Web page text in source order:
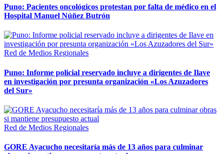
Puno: Pacientes oncológicos protestan por falta de médico en el
Hospital Manuel Núñez Butrón
Red de Medios Regionales
Puno: Informe policial reservado incluye a dirigentes de Ilave
en investigación por presunta organización «Los Azuzadores
del Sur»
Red de Medios Regionales
GORE Ayacucho necesitaría más de 13 años para culminar